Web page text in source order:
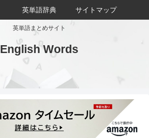
英単語まとめサイト
English Words
英単語辞典 サイトマップ